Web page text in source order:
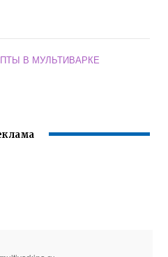
В МУЛЬТИВАРКЕ